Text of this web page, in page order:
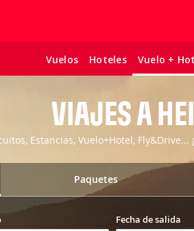
Vuelos Hoteles Vuelo +
VIAJES A
Estancias, Vuelo+Hotel,
Paquetes
Fecha de salida